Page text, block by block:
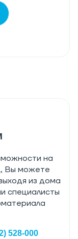
на
Вы можете
из дома
специалисты
528-000